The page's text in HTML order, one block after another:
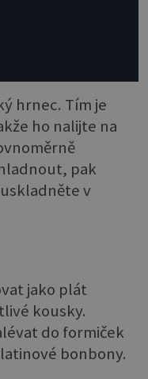
hrnec. Tím je
ho nalijte na
pak
v
jako plát
kousky.
do formiček
bonbony.